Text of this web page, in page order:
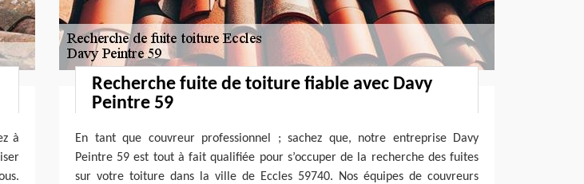
à
Recherche fuite de toiture fiable avec Davy
Peintre 59
En tant que couvreur professionnel ; sachez que, notre entreprise Davy
Peintre 59 est tout à fait qualifiée pour s’occuper de la recherche des fuites
sur votre toiture dans la ville de Eccles 59740. Nos équipes de couvreurs